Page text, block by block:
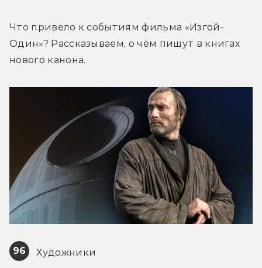
Что привело к событиям фильма «Изгой-
Один»? Рассказываем, о чём пишут в книгах
нового канона.
96 Художники